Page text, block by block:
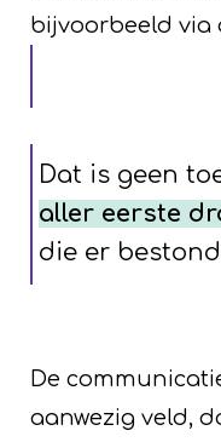
bijvoorbeeld via
Dat is geen
aller eerste
die er
De
aanwezig veld,